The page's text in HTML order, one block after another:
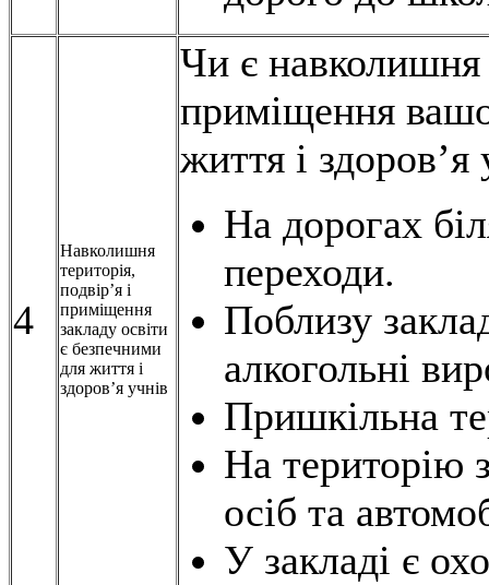
4
Навколишня
територія,
подвір’я і
приміщення
закладу освіти
є безпечними
для життя і
здоров’я учнів
Чи є навколишня
приміщення
життя і здоров’я
На дорогах
переходи.
Поблизу
алкогольні
Пришкільна
На територію
осіб та
У закладі є